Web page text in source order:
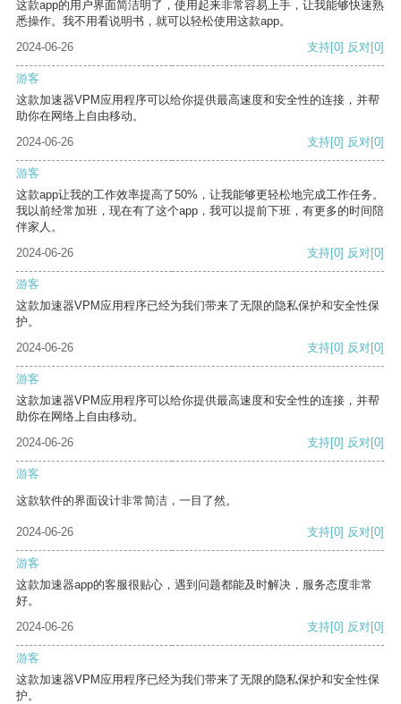
这款app的用户界面简洁明了，使用起来非常容易上手，让我能够快速熟
悉操作。我不用看说明书，就可以轻松使用这款app。
2024-06-26
支持[0] 反对[0]
游客
这款加速器VPM应用程序可以给你提供最高速度和安全性的连接，并帮
助你在网络上自由移动。
2024-06-26
支持[0] 反对[0]
游客
这款app让我的工作效率提高了50%，让我能够更轻松地完成工作任务。
我以前经常加班，现在有了这个app，我可以提前下班，有更多的时间陪
伴家人。
2024-06-26
支持[0] 反对[0]
游客
这款加速器VPM应用程序已经为我们带来了无限的隐私保护和安全性保
护。
2024-06-26
支持[0] 反对[0]
游客
这款加速器VPM应用程序可以给你提供最高速度和安全性的连接，并帮
助你在网络上自由移动。
2024-06-26
支持[0] 反对[0]
游客
这款软件的界面设计非常简洁，一目了然。
2024-06-26 支持[0] 反对[0]
游客
这款加速器app的客服很贴心，遇到问题都能及时解决，服务态度非常
好。
2024-06-26
支持[0] 反对[0]
游客
这款加速器VPM应用程序已经为我们带来了无限的隐私保护和安全性保
护。